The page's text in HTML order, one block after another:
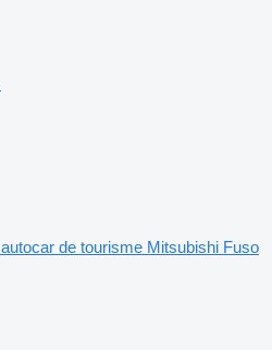
autocar de tourisme Mitsubishi Fuso